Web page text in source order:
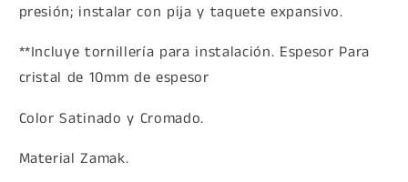
presión; instalar con pija y taquete expansivo.
**Incluye tornillería para instalación. Espesor Para
cristal de 10mm de espesor
Color Satinado y Cromado.
Material Zamak.